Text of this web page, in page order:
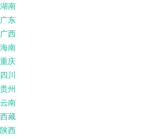
湖南
广东
广西
海南
重庆
四川
贵州
云南
西藏
陕西